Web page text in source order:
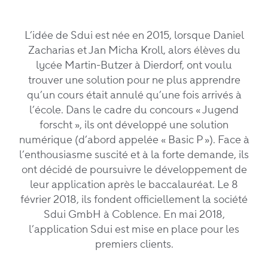
L’idée de Sdui est née en 2015, lorsque Daniel
Zacharias et Jan Micha Kroll, alors élèves du
lycée Martin-Butzer à Dierdorf, ont voulu
trouver une solution pour ne plus apprendre
qu’un cours était annulé qu’une fois arrivés à
l’école. Dans le cadre du concours « Jugend
forscht », ils ont développé une solution
numérique (d’abord appelée « Basic P »). Face à
l’enthousiasme suscité et à la forte demande, ils
ont décidé de poursuivre le développement de
leur application après le baccalauréat. Le 8
février 2018, ils fondent officiellement la société
Sdui GmbH à Coblence. En mai 2018,
l’application Sdui est mise en place pour les
premiers clients.